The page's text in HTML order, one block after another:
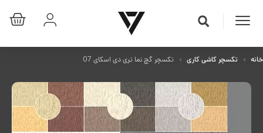
خانه تکسچر کاشی کاری تکسچر گچ نما تری دی اسکای 07